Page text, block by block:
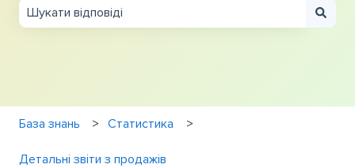
База знань Статистика
Детальні звіти з продажів